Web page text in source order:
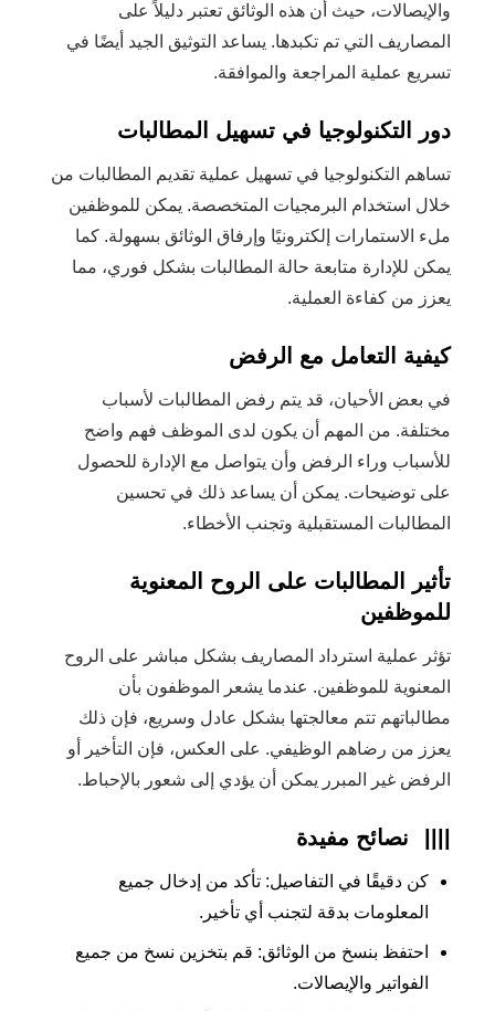
والإيصالات، حيث أن هذه الوثائق تعتبر دليلاً على
المصاريف التي تم تكبدها. يساعد التوثيق الجيد أيضًا في
تسريع عملية المراجعة والموافقة.
دور التكنولوجيا في تسهيل المطالبات
تساهم التكنولوجيا في تسهيل عملية تقديم المطالبات من
خلال استخدام البرمجيات المتخصصة. يمكن للموظفين
ملء الاستمارات إلكترونيًا وإرفاق الوثائق بسهولة. كما
يمكن للإدارة متابعة حالة المطالبات بشكل فوري، مما
يعزز من كفاءة العملية.
كيفية التعامل مع الرفض
في بعض الأحيان، قد يتم رفض المطالبات لأسباب
مختلفة. من المهم أن يكون لدى الموظف فهم واضح
للأسباب وراء الرفض وأن يتواصل مع الإدارة للحصول
على توضيحات. يمكن أن يساعد ذلك في تحسين
المطالبات المستقبلية وتجنب الأخطاء.
تأثير المطالبات على الروح المعنوية
للموظفين
تؤثر عملية استرداد المصاريف بشكل مباشر على الروح
المعنوية للموظفين. عندما يشعر الموظفون بأن
مطالباتهم تتم معالجتها بشكل عادل وسريع، فإن ذلك
يعزز من رضاهم الوظيفي. على العكس، فإن التأخير أو
الرفض غير المبرر يمكن أن يؤدي إلى شعور بالإحباط.
نصائح مفيدة
كن دقيقًا في التفاصيل: تأكد من إدخال جميع
المعلومات بدقة لتجنب أي تأخير.
احتفظ بنسخ من الوثائق: قم بتخزين نسخ من جميع
الفواتير والإيصالات.